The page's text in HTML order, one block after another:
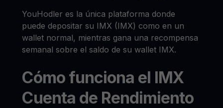
YouHodler es la única plataforma donde
puede depositar su IMX (IMX) como en un
wallet normal, mientras gana una recompensa
semanal sobre el saldo de su wallet IMX.
Cómo funciona el IMX
Cuenta de Rendimiento